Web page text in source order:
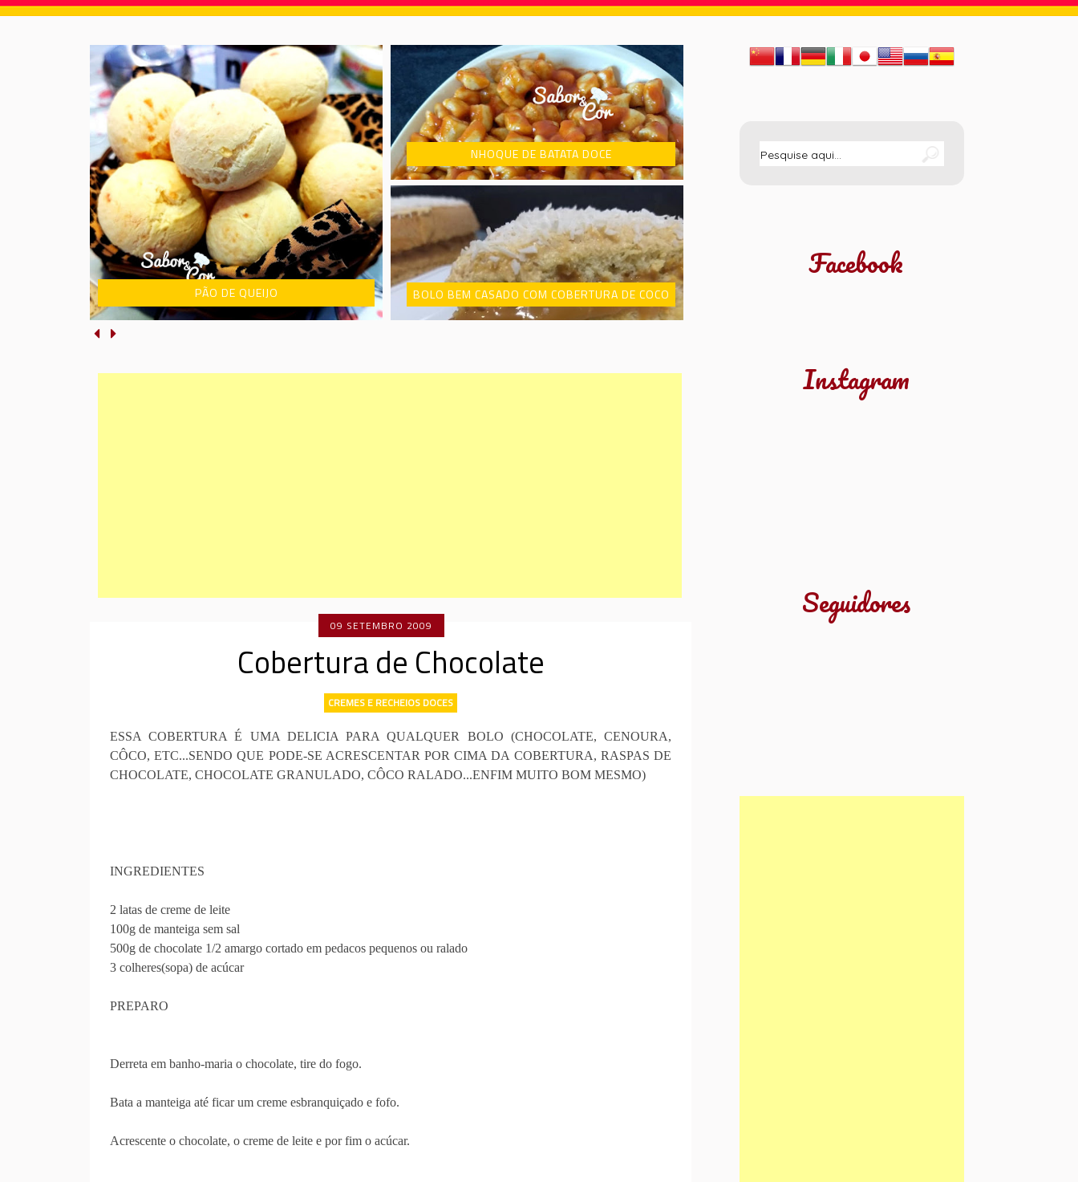
PÃO DE QUEIJO
NHOQUE DE BATATA DOCE
BOLO BEM CASADO COM COBERTURA DE COCO
09 SETEMBRO 2009
Cobertura de Chocolate
CREMES E RECHEIOS DOCES
ESSA COBERTURA É UMA DELICIA PARA QUALQUER BOLO (CHOCOLATE, CENOURA,
CÔCO, ETC...SENDO QUE PODE-SE ACRESCENTAR POR CIMA DA COBERTURA, RASPAS DE
CHOCOLATE, CHOCOLATE GRANULADO, CÔCO RALADO...ENFIM MUITO BOM MESMO)
INGREDIENTES
2 latas de creme de leite
100g de manteiga sem sal
500g de chocolate 1/2 amargo cortado em pedacos pequenos ou ralado
3 colheres(sopa) de acúcar
PREPARO
Derreta em banho-maria o chocolate, tire do fogo.
Bata a manteiga até ficar um creme esbranquiçado e fofo.
Acrescente o chocolate, o creme de leite e por fim o acúcar.
Facebook
Instagram
Seguidores